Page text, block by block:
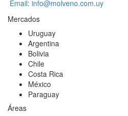
Email: info@molveno.com.uy
Mercados
Uruguay
Argentina
Bolivia
Chile
Costa Rica
México
Paraguay
Áreas